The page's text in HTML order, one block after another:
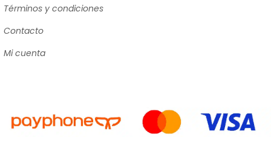
Términos y condiciones
Contacto
Mi cuenta